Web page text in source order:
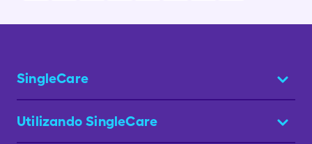
SingleCare
Utilizando SingleCare